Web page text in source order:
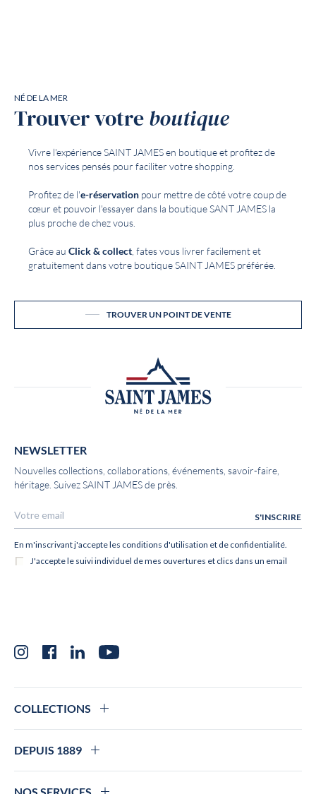
NÉ DE LA MER
Trouver votre boutique
Vivre l'expérience SAINT JAMES en boutique et profitez de
nos services pensés pour faciliter votre shopping.
Profitez de l'e-réservation pour mettre de côté votre coup de
cœur et pouvoir l'essayer dans la boutique SANT JAMES la
plus proche de chez vous.
Grâce au Click & collect , fates vous livrer facilement et
gratuitement dans votre boutique SAINT JAMES préférée.
TROUVER UN POINT DE VENTE
NEWSLETTER
Nouvelles collections, collaborations, événements, savoir-faire,
héritage. Suivez SAINT JAMES de près.
InstagramFacebookLinkedInYouTube
COLLECTIONS
DEPUIS 1889